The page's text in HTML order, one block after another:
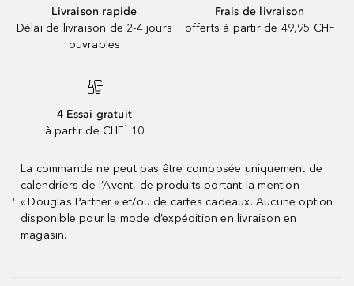
Livraison rapide
Délai de livraison de 2-4 jours
ouvrables
Frais de livraison
offerts à partir de 49,95 CHF
4 Essai gratuit
à partir de CHF¹ 10
¹
La commande ne peut pas être composée uniquement de
calendriers de l’Avent, de produits portant la mention
« Douglas Partner » et/ou de cartes cadeaux. Aucune option
disponible pour le mode d’expédition en livraison en
magasin.